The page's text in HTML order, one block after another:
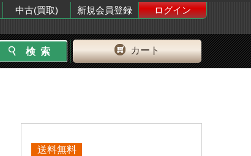
中古(買取) 新規会員登録
ログイン
カート
送料無料